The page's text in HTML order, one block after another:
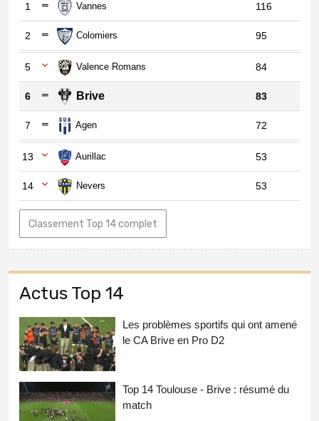
1 Vannes 116
2 Colomiers 95
5 Valence Romans 84
6 Brive 83
7 Agen 72
13 Aurillac 53
14 Nevers 53
Classement Top 14 complet
Actus Top 14
Les problèmes sportifs qui ont amené
le CA Brive en Pro D2
Top 14 Toulouse - Brive : résumé du
match